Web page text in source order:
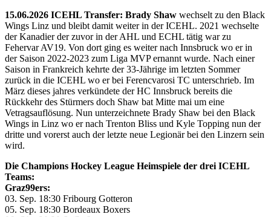
15.06.2026 ICEHL Transfer: Brady Shaw wechselt zu den Black
Wings Linz und bleibt damit weiter in der ICEHL. 2021 wechselte
der Kanadier der zuvor in der AHL und ECHL tätig war zu
Fehervar AV19. Von dort ging es weiter nach Innsbruck wo er in
der Saison 2022-2023 zum Liga MVP ernannt wurde. Nach einer
Saison in Frankreich kehrte der 33-Jährige im letzten Sommer
zurück in die ICEHL wo er bei Ferencvarosi TC unterschrieb. Im
März dieses jahres verkündete der HC Innsbruck bereits die
Rückkehr des Stürmers doch Shaw bat Mitte mai um eine
Vetragsauflösung. Nun unterzeichnete Brady Shaw bei den Black
Wings in Linz wo er nach Trenton Bliss und Kyle Topping nun der
dritte und vorerst auch der letzte neue Legionär bei den Linzern sein
wird.
Die Champions Hockey League Heimspiele der drei ICEHL
Teams:
Graz99ers:
03. Sep. 18:30 Fribourg Gotteron
05. Sep. 18:30 Bordeaux Boxers